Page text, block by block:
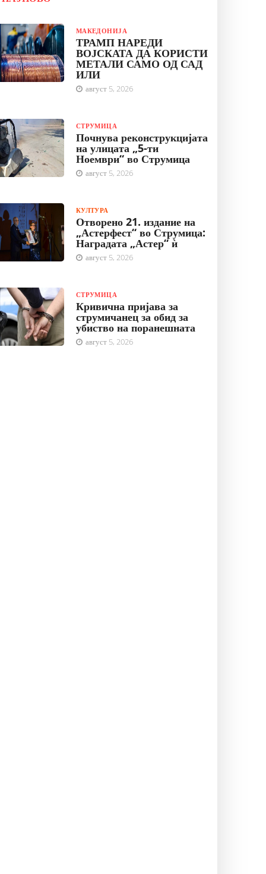
МАКЕДОНИЈА
ТРАМП НАРЕДИ
ВОЈСКАТА ДА КОРИСТИ
МЕТАЛИ САМО ОД САД
ИЛИ
август 5, 2026
СТРУМИЦА
Почнува реконструкцијата
на улицата „5-ти
Ноември“ во Струмица
август 5, 2026
КУЛТУРА
Отворено 21. издание на
„Астерфест“ во Струмица:
Наградата „Астер“ ѝ
август 5, 2026
СТРУМИЦА
Кривична пријава за
струмичанец за обид за
убиство на поранешната
август 5, 2026